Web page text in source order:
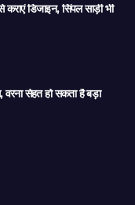
डिजाइन, सिंपल साड़ी भी
वरना सेहत हो सकता है बड़ा